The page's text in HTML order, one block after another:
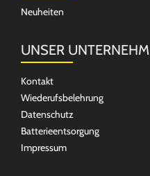
Neuheiten
UNSER
Kontakt
Wiederufsbelehrung
Datenschutz
Batterieentsorgung
Impressum